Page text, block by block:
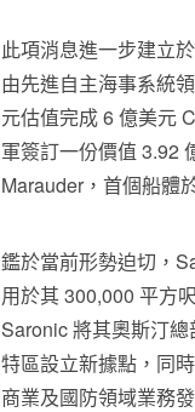
此項消息進一步建立
由先進自主海事系統
元估值完成 6 億美元
軍簽訂一份價值 3.92
Marauder，首個船體
鑑於當前形勢迫切，
用於其 300,000 平方
Saronic 將其奧斯汀
特區設立新據點，同
商業及國防領域業務